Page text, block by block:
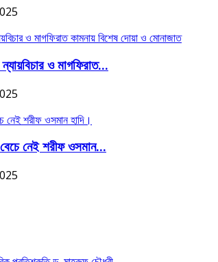
ও মাগফিরাত...
নেই শরীফ ওসমান...